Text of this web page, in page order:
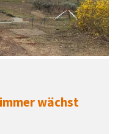
wächst